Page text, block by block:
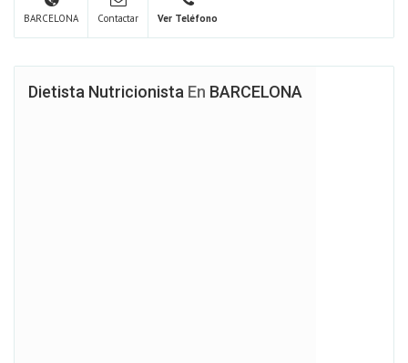
BARCELONA Contactar Ver Teléfono
Dietista Nutricionista En BARCELONA